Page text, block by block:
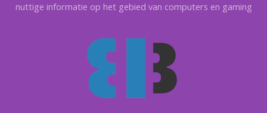
nuttige informatie op het gebied van computers en gaming